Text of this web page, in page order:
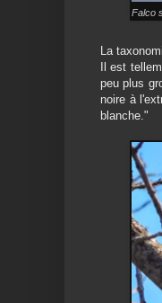
Falco
La
Il est
peu plus
noire à
blanche."